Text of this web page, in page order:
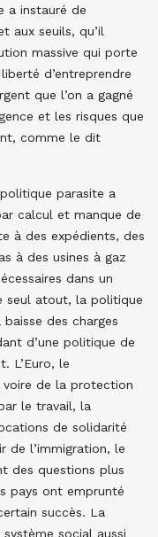
a instauré de
aux seuils, qu’il
massive qui porte
d’entreprendre
que l’on a gagné
et les risques que
comme le dit
parasite a
calcul et manque de
à des expédients, des
à des usines à gaz
dans un
seul atout, la politique
des charges
d’une politique de
L’Euro, le
de la protection
le travail, la
de solidarité
de l’immigration, le
des questions plus
pays ont emprunté
succès. La
système social aussi